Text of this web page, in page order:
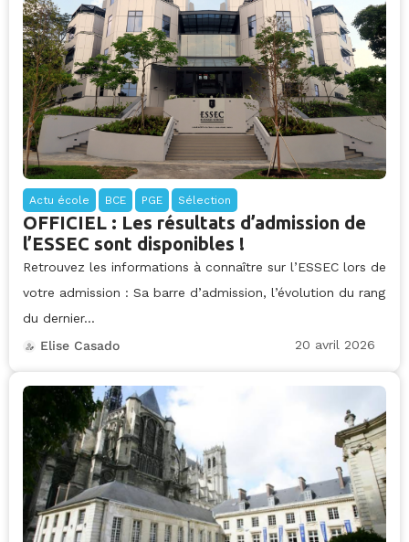
Actu école BCE PGE Sélection
OFFICIEL : Les résultats d’admission de
l’ESSEC sont disponibles !
Retrouvez les informations à connaître sur l’ESSEC lors de
votre admission : Sa barre d’admission, l’évolution du rang
du dernier...
Elise Casado
20 avril 2026